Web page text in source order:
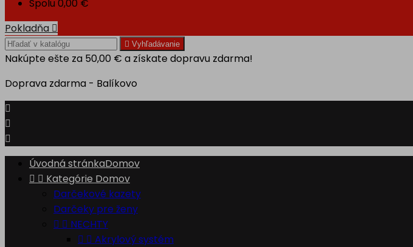
Spolu 0,00 €
Pokladňa 
 Vyhľadávanie
Nakúpte ešte za 50,00 € a získate dopravu zdarma!
Doprava zdarma - Balíkovo



Úvodná stránkaDomov
  Kategórie Domov
Darčekové kazety
Darčeky pre ženy
  NECHTY
  Akrylový systém